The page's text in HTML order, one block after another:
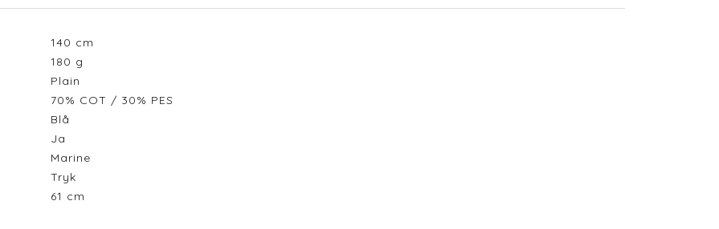
140 cm
180 g
Plain
70% COT / 30% PES
Blå
Ja
Marine
Tryk
61 cm